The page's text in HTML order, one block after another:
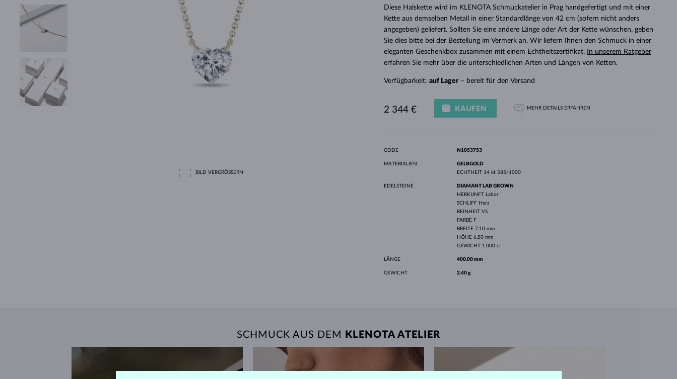
HALO-DESIGN
ORIGINELLE SETS
AMETHYSTE
EINZELOHRRINGE WEISSGOLD
GELBGOLD
ROSÉGOLD
EDELSTEINE ROSÉGOLD
MAGNETISCHE HALSKETTEN
DURCHSEHEN
SÜSSWASSERPERLEN
LÜNETTENFASSUNG WEISSGOLD
ROSÉGOLD
GRAVIERBARER SCHMUCK
LETNÍ VRSTVENÍ
FÜR DIE MUTTER GESCHENKIDEEN
BILD VERGRÖSSERN
Diese Halskette wird im KLENOTA Schmuckatelier in Prag handgefertigt und mit einer
Kette aus demselben Metall in einer Standardlänge von 42 cm (sofern nicht anders
angegeben) geliefert. Sollten Sie eine andere Länge oder Art der Kette wünschen, geben
Sie dies bitte bei der Bestellung im Vermerk an. Wir liefern Ihnen den Schmuck in einer
eleganten Geschenkbox zusammen mit einem Echtheitszertifikat.
In unserem Ratgeber
erfahren Sie mehr über die unterschiedlichen Arten und Längen von Ketten.
Verfügbarkeit: auf Lager– bereit für den Versand
2 344 € KAUFEN MEHR DETAILS ERFAHREN
CODE N1053753
MATERIALIEN
GELBGOLD
ECHTHEIT 14 kt 585/1000
EDELSTEINE
DIAMANT LAB GROWN
HERKUNFT
Labor
SCHLIFF Herz
REINHEIT VS
FARBE F
BREITE 7.10 mm
HÖHE 6.50 mm
GEWICHT 1.000 ct
LÄNGE 400.00 mm
GEWICHT 2.40 g
SCHMUCK AUS DEM KLENOTA ATELIER